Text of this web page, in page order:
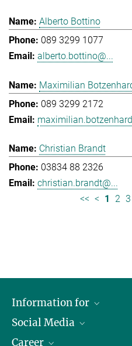
Alberto Bottino
089 3299 1077
alberto.bottino@...
Maximilian
089 3299 2172
Christian Brandt
03834 88 2326
christian.brandt@...
<< < 1 2 3
Information for
Journalists
School
Social Media
LinkedIn
Career